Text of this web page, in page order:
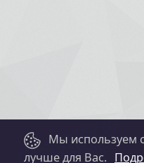
Мы используем
лучше для Вас.